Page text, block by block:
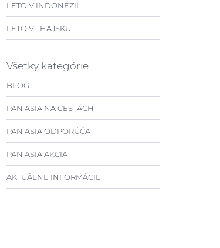
LETO V INDONÉZII
LETO V THAJSKU
Všetky kategórie
BLOG
PAN ASIA NA CESTÁCH
PAN ASIA ODPORÚČA
PAN ASIA AKCIA
AKTUÁLNE INFORMÁCIE